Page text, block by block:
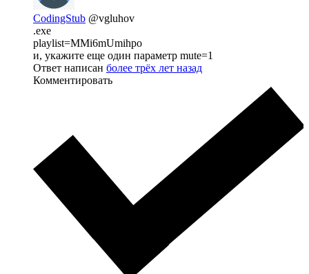
CodingStub @vgluhov
.exe
playlist=MMi6mUmihpo
и, укажите еще один параметр mute=1
Ответ написан более трёх лет назад
Комментировать